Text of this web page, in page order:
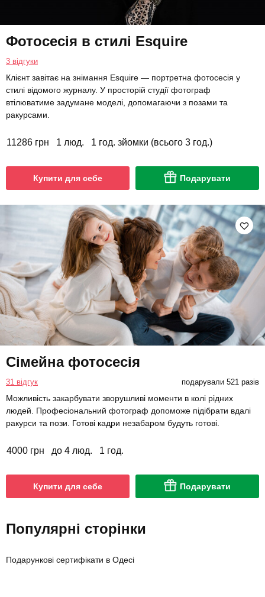
Фотосесія в стилі Esquire
3 відгуки
Клієнт завітає на знімання Esquire — портретна фотосесія у
стилі відомого журналу. У просторій студії фотограф
втілюватиме задумане моделі, допомагаючи з позами та
ракурсами.
11286 грн 1 люд. 1 год. зйомки (всього 3 год.)
Купити для себе Подарувати
Сімейна фотосесія
31 відгук подарували 521 разів
Можливість закарбувати зворушливі моменти в колі рідних
людей. Професіональний фотограф допоможе підібрати вдалі
ракурси та пози. Готові кадри незабаром будуть готові.
4000 грн до 4 люд. 1 год.
Купити для себе Подарувати
Популярні сторінки
Подарункові сертифікати в Одесі